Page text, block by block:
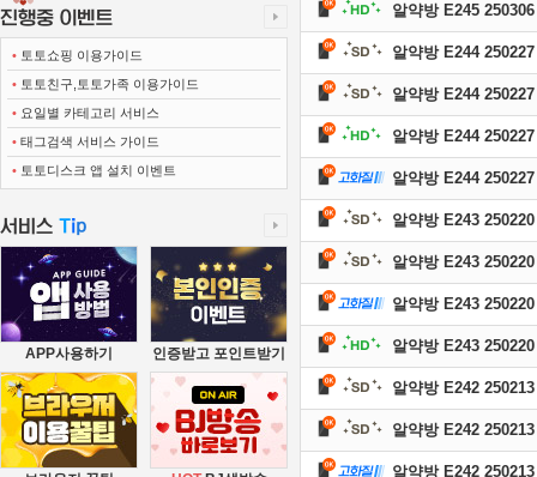
• 토토쇼핑 이용가이드
• 토토친구,토토가족 이용가이드
• 요일별 카테고리 서비스
• 태그검색 서비스 가이드
• 토토디스크 앱 설치 이벤트
APP사용하기 인증받고 포인트받기
알약방 E245
알약방 E244
알약방 E244
알약방 E244
알약방 E244
알약방 E243
알약방 E243
알약방 E243
알약방 E243
알약방 E242
알약방 E242
알약방 E242